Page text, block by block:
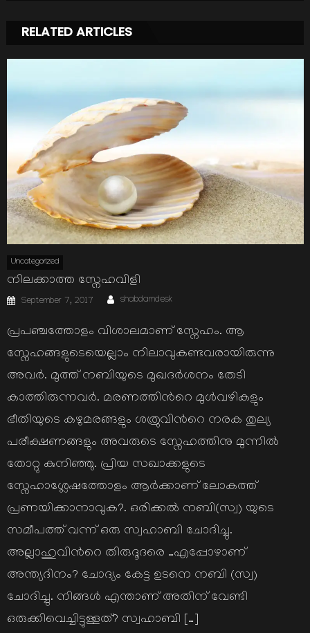
RELATED ARTICLES
Uncategorized
നിലക്കാത്ത സ്നേഹവിളി
Posted
on
September 7, 2017 Author
shabdamdesk
പ്രപഞ്ചത്തോളം വിശാലമാണ് സ്നേഹം. ആ
സ്നേഹങ്ങളുടെയെല്ലാം നിലാവുകണ്ടവരായിരുന്നു
അവര്‍. മുത്ത് നബിയുടെ മുഖദര്‍ശനം തേടി
കാത്തിരുന്നവര്‍. മരണത്തിന്‍റെ മുള്‍വഴികളും
ഭീതിയുടെ കഴുമരങ്ങളും ശത്രുവിന്‍റെ നരക തുല്യ
പരീക്ഷണങ്ങളും അവരുടെ സ്നേഹത്തിനു മുന്നില്‍
തോറ്റു കുനിഞ്ഞു. പ്രിയ സഖാക്കളുടെ
സ്നേഹാശ്ലേഷത്തോളം ആര്‍ക്കാണ് ലോകത്ത്
പ്രണയിക്കാനാവുക?. ഒരിക്കല്‍ നബി(സ്വ) യുടെ
സമീപത്ത് വന്ന് ഒരു സ്വഹാബി ചോദിച്ചു.
അല്ലാഹുവിന്‍റെ തിരുദൂദരെ …എപ്പോഴാണ്
അന്ത്യദിനം? ചോദ്യം കേട്ട ഉടനെ നബി (സ്വ)
ചോദിച്ചു. നിങ്ങള്‍ എന്താണ് അതിന് വേണ്ടി
ഒരുക്കിവെച്ചിട്ടുള്ളത്? സ്വഹാബി […]